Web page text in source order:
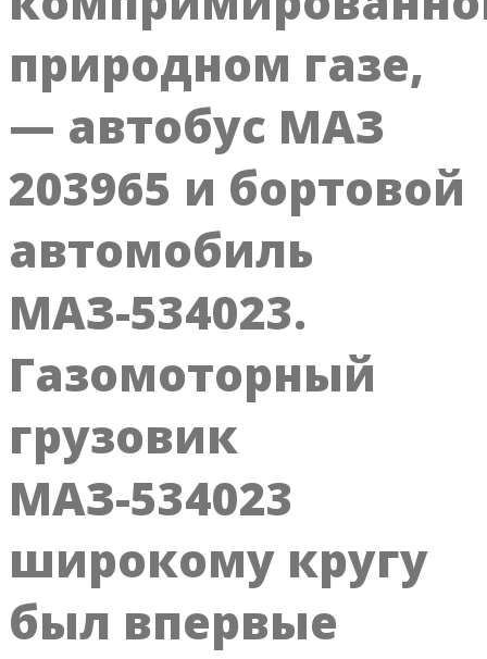
природном газе,
— автобус МАЗ
203965 и бортовой
автомобиль
МАЗ-534023.
Газомоторный
грузовик
МАЗ-534023
широкому кругу
был впервые